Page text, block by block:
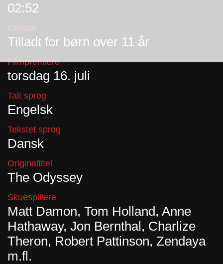
02:52
Censur
Tilladt for børn over 11 år
Filmpremiere
torsdag 16. juli
Talt sprog
Engelsk
Tekstet sprog
Dansk
Originaltitel
The Odyssey
Skuespillere
Matt Damon, Tom Holland, Anne
Hathaway, Jon Bernthal, Charlize
Theron, Robert Pattinson, Zendaya
m.fl.